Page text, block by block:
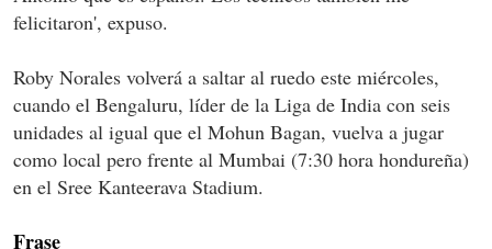
felicitaron', expuso.
Roby Norales volverá a saltar al ruedo este miércoles,
cuando el Bengaluru, líder de la Liga de India con seis
unidades al igual que el Mohun Bagan, vuelva a jugar
como local pero frente al Mumbai (7:30 hora hondureña)
en el Sree Kanteerava Stadium.
Frase